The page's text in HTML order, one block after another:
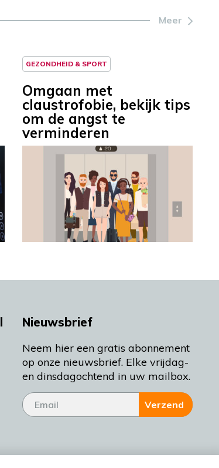
Meer
GEZONDHEID & SPORT
Omgaan met
claustrofobie, bekijk tips
om de angst te
verminderen
Nieuwsbrief
Neem hier een gratis abonnement
op onze nieuwsbrief. Elke vrijdag-
en dinsdagochtend in uw mailbox.
Verzend